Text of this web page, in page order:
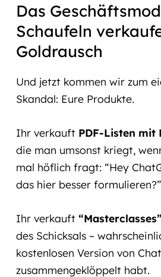
Das
Schaufeln
Goldrausch
Und jetzt kommen wir zum
Skandal: Eure Produkte.
Ihr verkauft PDF-Listen mit
die man umsonst kriegt,
mal höflich fragt: “Hey
das hier besser formulieren?”
Ihr verkauft “Masterclasses”
des Schicksals –
kostenlosen Version von
zusammengeklöppelt habt.